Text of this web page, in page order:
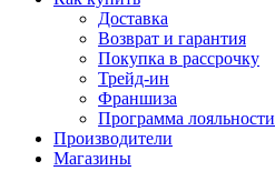
Доставка
Возврат и гарантия
Покупка в рассрочку
Трейд-ин
Франшиза
Программа лояльности
Производители
Магазины